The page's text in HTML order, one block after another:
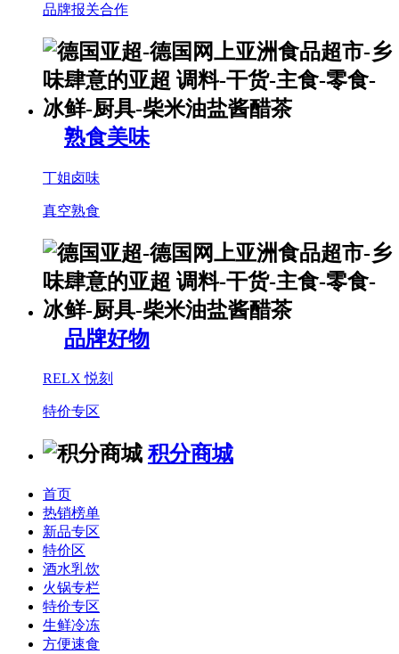
品牌报关合作
熟食美味
丁姐卤味
真空熟食
品牌好物
RELX 悦刻
特价专区
积分商城
首页
热销榜单
新品专区
特价区
酒水乳饮
火锅专栏
特价专区
生鲜冷冻
方便速食